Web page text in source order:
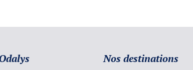
Nos destinations